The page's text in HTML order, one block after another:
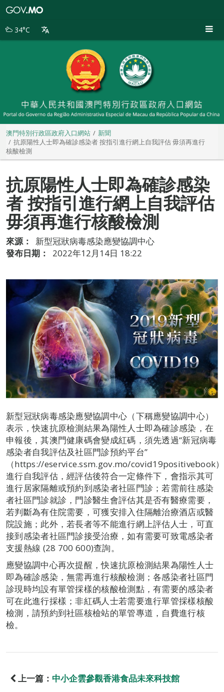
別
34°C
澳門特別行政區政府入口網站
新聞
抗原陽性人士即為確診感染者 按指引進行網上自我評估 毋須再進行
核酸檢測
抗原陽性人士即為確診感染
者 按指引進行網上自我評估
毋須再進行核酸檢測
來源：
新型冠狀病毒感染應變協調中心
發布日期：
2022年12月14日 18:22
新型冠狀病毒感染應變協調中心（下稱應變協調中心）
表示，快速抗原檢測結果為陽性人士即為確診感染，在
申報後，其澳門健康碼會變成紅碼，須先透過“新冠病毒
感染者自我評估及社區門診預約平台”
（https://eservice.ssm.gov.mo/covid19positivebook）
進行自我評估，經評估後符合一定條件下，會指示其可
進行居家隔離或預約到感染者社區門診；若需前往感染
者社區門診就診，門診醫生會評估其是否有醫療需要，
若判斷為有住院需要，可獲安排入住隔離治療酒店或醫
院設施；此外，若長者等不能進行網上評估人士，可直
接到感染者社區門診接受治療，如有需要可致電感染者
支援熱線 (28 700 600)查詢。
應變協調中心再次提醒，快速抗原檢測結果為陽性人士
即為確診感染，無需再進行核酸檢測；各感染者社區門
診現時均設有單管採樣的核酸檢測點，有需要的感染者
可在此進行採樣；非紅碼人士若需要進行單管採樣核酸
檢測，請預約到社區核檢站的單管專道，自費進行核
檢。
上一篇： 中小企雲參觀香港食品未來科技館